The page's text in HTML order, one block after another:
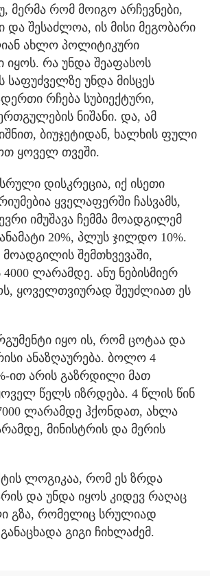
მერმა რომ მოიგო არჩევნები,
და შესაძლოა, ის მისი მეგობარი
ახლო პოლიტიკური
იყოს. რა უნდა შეაფასოს
საფუძველზე უნდა მისცეს
რჩება სუბიექტური,
ნიშანი. და, ამ
ბიუჯეტიდან, ხალხის ფული
ყოველ თვეში.
დისკრეცია, იქ ისეთი
ყველაფერში ჩასვამს,
იმუშავა ჩემმა მოადგილემ
20%, პლუს ჯილდო 10%.
მოადგილის შემთხვევაში,
ლარამდე. ანუ ნებისმიერ
ყოველთვიურად შეუძლიათ ეს
იყო ის, რომ ცოტაა და
ანაზღაურება. ბოლო 4
ით არის გაზრდილი მათ
წელს იზრდება. 4 წლის წინ
ლარამდე ჰქონდათ, ახლა
მინისტრის და მერის
ლოგიკაა, რომ ეს ზრდა
და უნდა იყოს კიდევ რაღაც
გზა, რომელიც სრულიად
გიგი ჩიხლაძემ.